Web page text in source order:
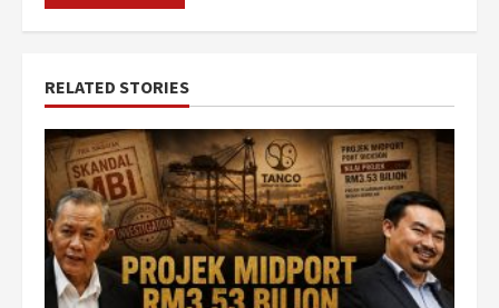
RELATED STORIES